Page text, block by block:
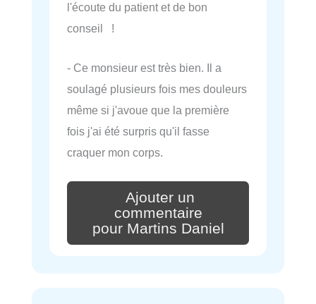
l'écoute du patient et de bon
conseil !
- Ce monsieur est très bien. Il a
soulagé plusieurs fois mes douleurs
même si j'avoue que la première
fois j'ai été surpris qu'il fasse
craquer mon corps.
Ajouter un
commentaire
pour Martins Daniel